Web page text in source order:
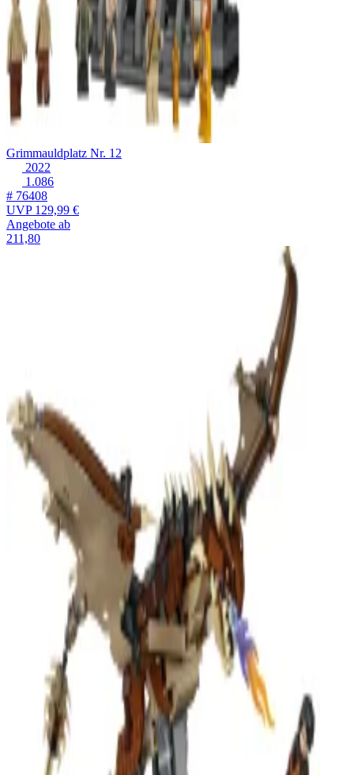
Grimmauldplatz Nr. 12
2022
1.086
# 76408
UVP129,99 €
Angebote ab
211,80